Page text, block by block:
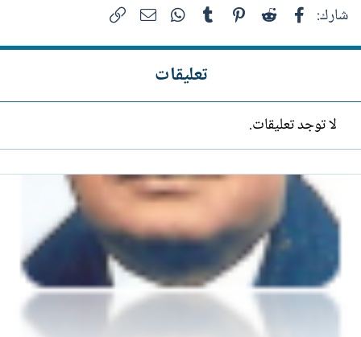
شارك: فيسبوك Reddit
Pinterest
Tumblr
WhatsAppالبريد الإلكتروني
تعليقات
لا توجد تعليقات.